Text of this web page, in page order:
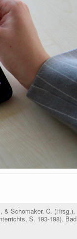
& Schomaker, C. (Hrsg.),
S. 193-198). Bad